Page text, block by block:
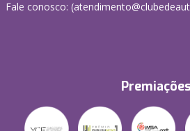
Fale conosco:
Premiações